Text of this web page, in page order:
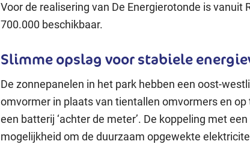
Voor de realisering van De Energierotonde is vanuit
700.000 beschikbaar.
Slimme opslag voor stabiele
De zonnepanelen in het park hebben een oost-
omvormer in plaats van tientallen omvormers en
een batterij ‘achter de meter’. De koppeling met
mogelijkheid om de duurzaam opgewekte